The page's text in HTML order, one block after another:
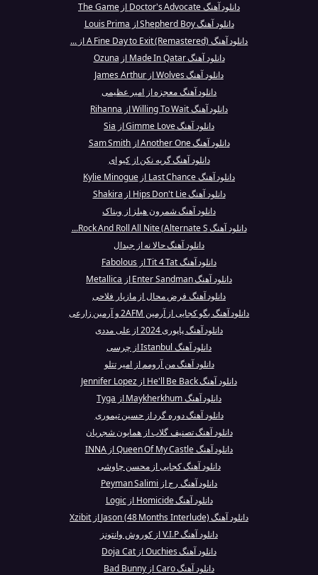
دانلود آهنگ Doctor's Advocate از The Game
دانلود آهنگ Shepherd Boy از Louis Prima
دانلود آهنگ A Fine Day to Exit (Remastered) از ...
دانلود آهنگ Made In Qatar از Ozuna
دانلود آهنگ Wolves از James Arthur
دانلود آهنگ معجزه از امیر عظیمی
دانلود آهنگ Willing To Wait از Rihanna
دانلود آهنگ Gimme Love از Sia
دانلود آهنگ Another One از Sam Smith
دانلود آهنگ گریه نکن از کیو ای
دانلود آهنگ Last Chance از Kylie Minogue
دانلود آهنگ Hips Don't Lie از Shakira
دانلود آهنگ شمرون هیلز از ویناک
دانلود آهنگ Rock And Roll All Nite (Alternate S...
دانلود آهنگ حالا نه از جیدال
دانلود آهنگ Tit 4 Tat از Fabolous
دانلود آهنگ Enter Sandman از Metallica
دانلود آهنگ فرض محال از مازیار فلاحی
دانلود آهنگ بگو کجایی از آرمین 2AFM و آرمین زارعی
دانلود آهنگ پاپوری 2024 از علی مددی
دانلود آهنگ Istanbul از چرسی
دانلود آهنگ من آرومم از امیر تتلو
دانلود آهنگ He'll Be Back از Jennifer Lopez
دانلود آهنگ Maykherkhum از Tyga
دانلود آهنگ دوره گرد از حسین تیموری
دانلود آهنگ تصنیف گلاب از همایون شجریان
دانلود آهنگ Queen Of My Castle از INNA
دانلود آهنگ کجایی از محسن چاوشی
دانلود آهنگ رج از Peyman Salimi
دانلود آهنگ Homicide از Logic
دانلود آهنگ Jason (48 Months Interlude) از Xzibit
دانلود آهنگ V.I.P از کوروش وانتونز
دانلود آهنگ Ouchies از Doja Cat
دانلود آهنگ Caro از Bad Bunny